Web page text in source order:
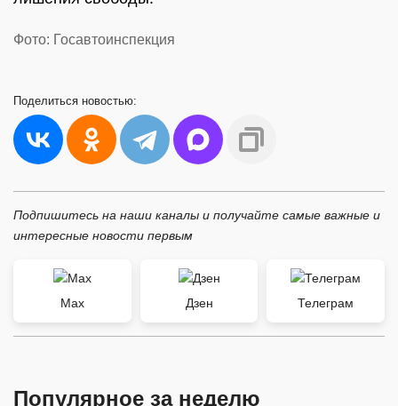
Фото: Госавтоинспекция
Поделиться новостью:
Подпишитесь на наши каналы и получайте самые важные и
интересные новости первым
Max Дзен Телеграм
Популярное за неделю